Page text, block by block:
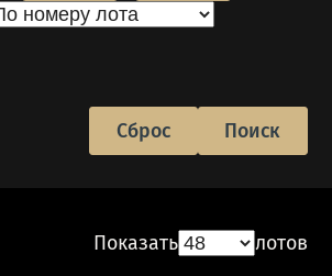
Сброс Поиск
Показать лотов